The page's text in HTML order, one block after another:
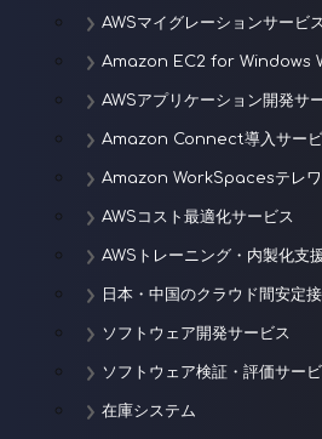
AWSマイグレーションサービス
Amazon EC2 for Windows
AWSアプリケーション開発サ
Amazon Connect導入サービ
Amazon WorkSpacesテレワ
AWSコスト最適化サービス
AWSトレーニング・内製化支
日本・中国のクラウド間安定
ソフトウェア開発サービス
ソフトウェア検証・評価サー
在庫システム